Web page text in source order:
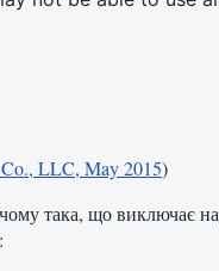
LLC, May 2015)
така, що виключає